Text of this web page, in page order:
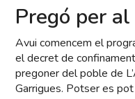
Pregó per
Avui comencem el
el decret de
pregoner del poble de
Garrigues. Potser es